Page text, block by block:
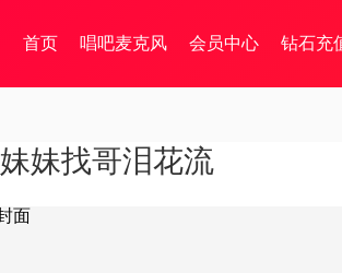
首页 唱吧麦克风 会员中心 钻石充
妹妹找哥泪花流